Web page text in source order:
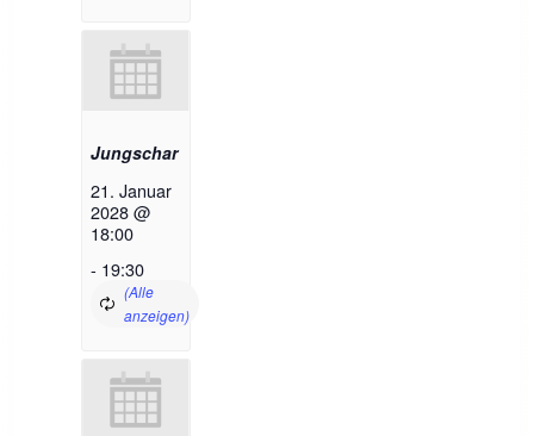
Jungschar
21. Januar
2028 @
18:00
- 19:30